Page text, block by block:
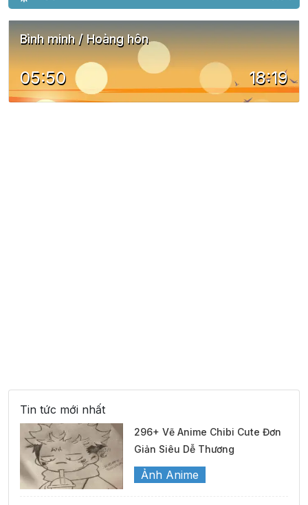
Bình minh / Hoàng hôn
05:50 18:19
Tin tức mới nhất
296+ Vẽ Anime Chibi Cute Đơn
Giản Siêu Dễ Thương
Ảnh Anime